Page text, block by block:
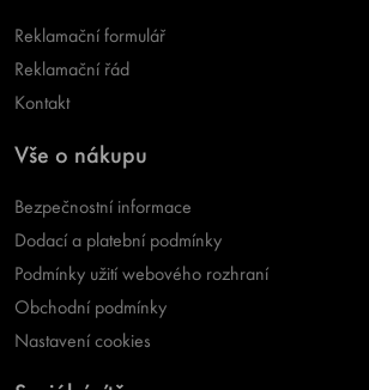
Reklamační formulář
Reklamační řád
Kontakt
Vše o nákupu
Bezpečnostní informace
Dodací a platební podmínky
Podmínky užití webového rozhraní
Obchodní podmínky
Nastavení cookies